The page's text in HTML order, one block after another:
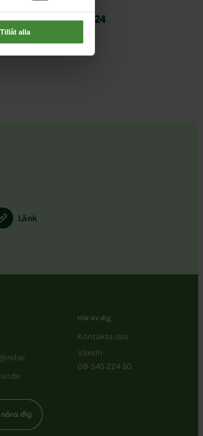
Tillåt alla
sommartal 2024
Länk
dig
Hör av dig
Kontakta oss
Växeln
08-545 224 50